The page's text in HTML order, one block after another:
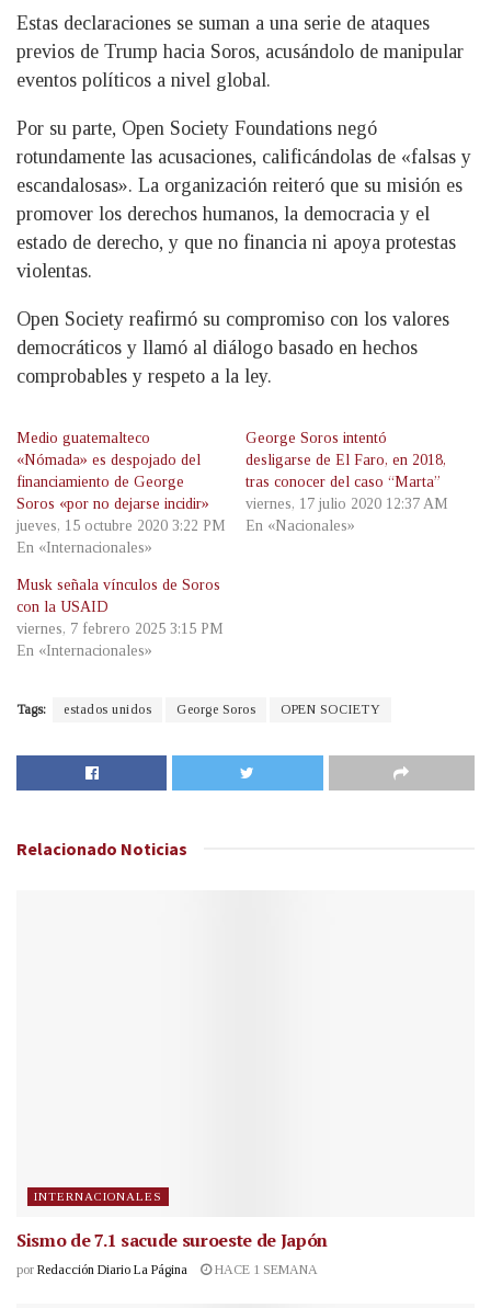
Estas declaraciones se suman a una serie de ataques
previos de Trump hacia Soros, acusándolo de manipular
eventos políticos a nivel global.
Por su parte, Open Society Foundations negó
rotundamente las acusaciones, calificándolas de «falsas y
escandalosas». La organización reiteró que su misión es
promover los derechos humanos, la democracia y el
estado de derecho, y que no financia ni apoya protestas
violentas.
Open Society reafirmó su compromiso con los valores
democráticos y llamó al diálogo basado en hechos
comprobables y respeto a la ley.
Medio guatemalteco
«Nómada» es despojado del
financiamiento de George
Soros «por no dejarse incidir»
jueves, 15 octubre 2020 3:22 PM
En «Internacionales»
George Soros intentó
desligarse de El Faro, en 2018,
tras conocer del caso “Marta”
viernes, 17 julio 2020 12:37 AM
En «Nacionales»
Musk señala vínculos de Soros
con la USAID
viernes, 7 febrero 2025 3:15 PM
En «Internacionales»
Tags: estados unidos George Soros OPEN SOCIETY
Relacionado Noticias
INTERNACIONALES
Sismo de 7.1 sacude suroeste de Japón
por Redacción Diario La Página HACE 1 SEMANA